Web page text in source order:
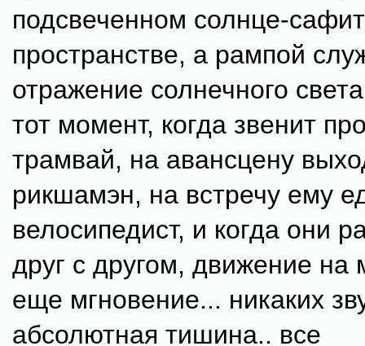
подсвеченном солнце-
пространстве, а рампой
отражение солнечного
тот момент, когда звенит
трамвай, на авансцену
рикшамэн, на встречу ему
велосипедист, и когда они
друг с другом, движение на
еще мгновение... никаких
абсолютная тишина.. все